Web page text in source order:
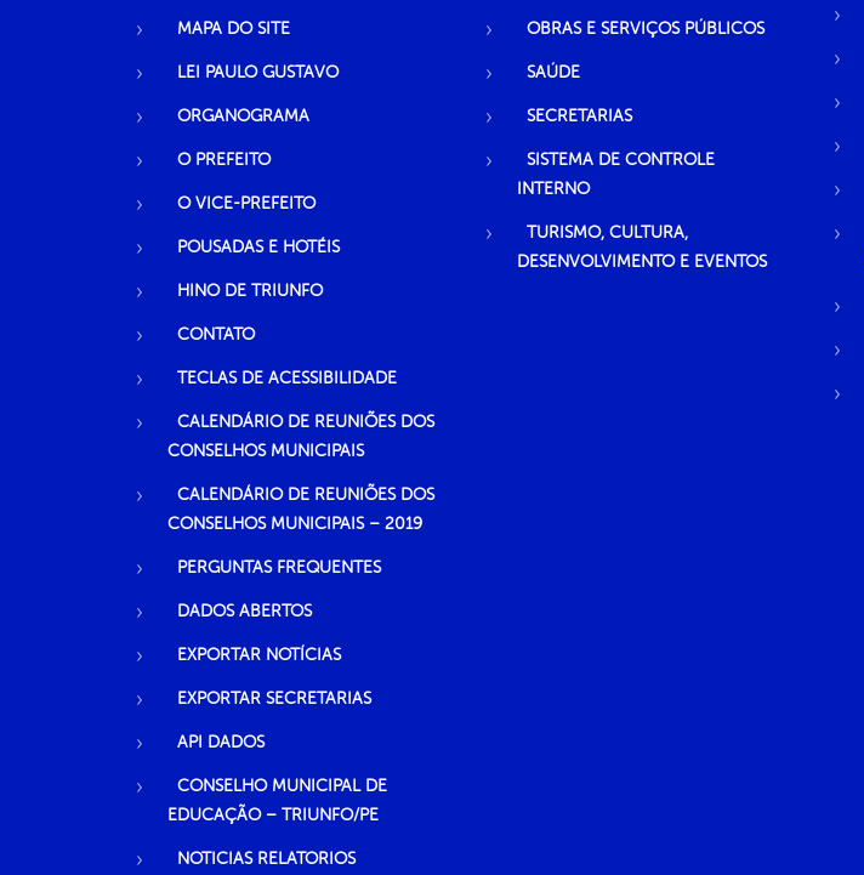
MAPA DO SITE
LEI PAULO GUSTAVO
ORGANOGRAMA
O PREFEITO
O VICE-PREFEITO
POUSADAS E HOTÉIS
HINO DE TRIUNFO
CONTATO
TECLAS DE ACESSIBILIDADE
CALENDÁRIO DE REUNIÕES DOS
CONSELHOS MUNICIPAIS
CALENDÁRIO DE REUNIÕES DOS
CONSELHOS MUNICIPAIS – 2019
PERGUNTAS FREQUENTES
DADOS ABERTOS
EXPORTAR NOTÍCIAS
EXPORTAR SECRETARIAS
API DADOS
CONSELHO MUNICIPAL DE
EDUCAÇÃO – TRIUNFO/PE
NOTICIAS RELATORIOS
OBRAS E SERVIÇOS PÚBLICOS
SAÚDE
SECRETARIAS
SISTEMA DE CONTROLE
INTERNO
TURISMO, CULTURA,
DESENVOLVIMENTO E EVENTOS